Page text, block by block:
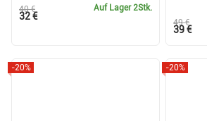
Auf Lager2Stk.
40 €
32 €
49 €
39 €
-20% -20%